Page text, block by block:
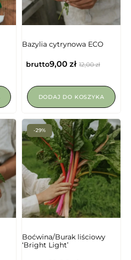
Bazylia cytrynowa ECO
12,00zł
9,00 zł
brutto
DODAJ DO KOSZYKA
-29%
Boćwina/Burak liściowy
‘Bright Light’